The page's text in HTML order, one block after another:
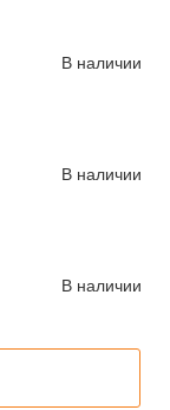
В наличии
В наличии
В наличии